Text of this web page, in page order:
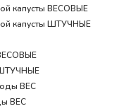
капусты ВЕСОВЫЕ
капусты ШТУЧНЫЕ
ВЕС
ВЕС